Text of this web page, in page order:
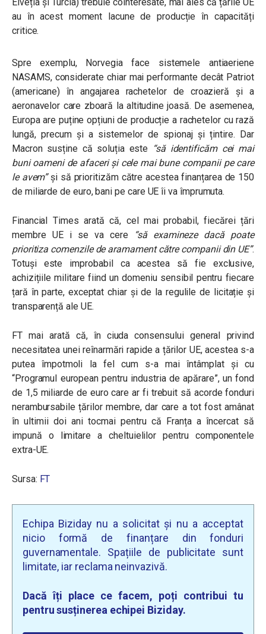
au în acest moment lacune de producție în capacități
critice.
Spre exemplu, Norvegia face sistemele antiaeriene
NASAMS, considerate chiar mai performante decât Patriot
(americane) în angajarea rachetelor de croazieră și a
aeronavelor care zboară la altitudine joasă. De asemenea,
Europa are puține opțiuni de producție a rachetelor cu rază
lungă, precum și a sistemelor de spionaj și țintire. Dar
Macron susține că soluția este “să identificăm cei mai
buni oameni de afaceri și cele mai bune companii pe care
le avem”și să prioritizăm către acestea finanțarea de 150
de miliarde de euro, bani pe care UE îi va împrumuta.
Financial Times arată că, cel mai probabil, fiecărei țări
membre UE i se va cere
“să examineze dacă poate
prioritiza comenzile de aramament către companii din UE”.
Totuși este improbabil ca acestea să fie exclusive,
achizițiile militare fiind un domeniu sensibil pentru fiecare
țară în parte, exceptat chiar și de la regulile de licitație și
transparență ale UE.
FT mai arată că, în ciuda consensului general privind
necesitatea unei reînarmări rapide a țărilor UE, acestea s-a
putea împotmoli la fel cum s-a mai întâmplat și cu
“Programul european pentru industria de apărare”, un fond
de 1,5 miliarde de euro care ar fi trebuit să acorde fonduri
nerambursabile țărilor membre, dar care a tot fost amânat
în ultimii doi ani tocmai pentru că Franța a încercat să
impună o limitare a cheltuielilor pentru componentele
extra-UE.
Sursa: FT
Echipa Biziday nu a solicitat și nu a acceptat
nicio formă de finanțare din fonduri
guvernamentale. Spațiile de publicitate sunt
limitate, iar reclama neinvazivă.
Dacă îți place ce facem, poți contribui tu
pentru susținerea echipei Biziday.